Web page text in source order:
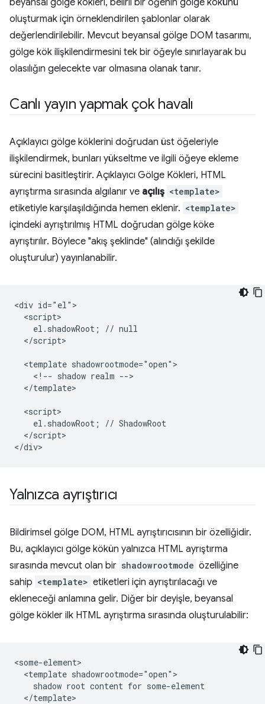
beyansal gölge kökleri, belirli bir öğenin gölge kökünü
oluşturmak için örneklendirilen şablonlar olarak
değerlendirilebilir. Mevcut beyansal gölge DOM tasarımı,
gölge kök ilişkilendirmesini tek bir öğeyle sınırlayarak bu
olasılığın gelecekte var olmasına olanak tanır.
Canlı yayın yapmak çok havalı
Açıklayıcı gölge köklerini doğrudan üst öğeleriyle
ilişkilendirmek, bunları yükseltme ve ilgili öğeye ekleme
sürecini basitleştirir. Açıklayıcı Gölge Kökleri, HTML
ayrıştırma sırasında algılanır ve açılış <template>
etiketiyle karşılaşıldığında hemen eklenir. <template>
içindeki ayrıştırılmış HTML doğrudan gölge köke
ayrıştırılır. Böylece "akış şeklinde" (alındığı şekilde
oluşturulur) yayınlanabilir.
<div id="el">
  <script>
    el.shadowRoot; // null
  </script>
  <template shadowrootmode="open">
    <!-- shadow realm -->
  </template>
  <script>
    el.shadowRoot; // ShadowRoot
  </script>
Yalnızca ayrıştırıcı
Bildirimsel gölge DOM, HTML ayrıştırıcısının bir özelliğidir.
Bu, açıklayıcı gölge kökün yalnızca HTML ayrıştırma
sırasında mevcut olan bir shadowrootmode özelliğine
sahip <template> etiketleri için ayrıştırılacağı ve
ekleneceği anlamına gelir. Diğer bir deyişle, beyansal
gölge kökler ilk HTML ayrıştırma sırasında oluşturulabilir:
<some-element>
  <template shadowrootmode="open">
    shadow root content for some-element
  </template>